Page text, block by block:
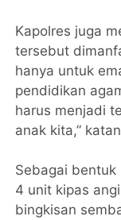
Kapolres juga
tersebut
hanya untuk
pendidikan
harus menjadi
anak kita,”
Sebagai bentuk
4 unit kipas
bingkisan